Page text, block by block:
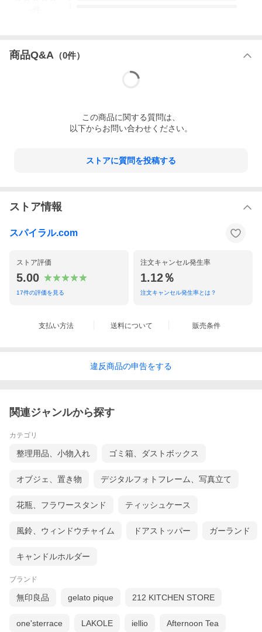
商品Q&A （0件）
この商品に関する質問は、
以下からお問い合わせください。
ストアに質問を投稿する
ストア情報
スパイラル.com
ストア評価
5.00
17件の評価を見る
注文キャンセル発生率
1.12％
注文キャンセル発生率とは？
支払い方法 送料について 販売条件
違反商品の申告をする
関連ジャンルから探す
カテゴリ
整理用品、小物入れ ゴミ箱、ダストボックス
オブジェ、置き物 デジタルフォトフレーム、写真立て
花瓶、フラワースタンド ティッシュケース
風鈴、ウィンドウチャイム ドアストッパー ガーランド
キャンドルホルダー
ブランド
無印良品 gelato pique 212 KITCHEN STORE
one'sterrace LAKOLE iellio Afternoon Tea